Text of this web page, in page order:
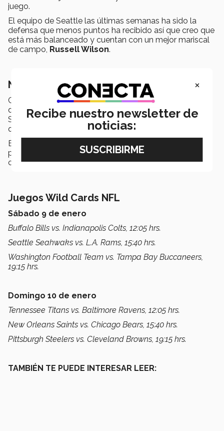
juego.
El equipo de Seattle las últimas semanas ha sido la
defensa que menos puntos ha recibido así que creo que
está más balanceado y cuentan con un mejor mariscal
de campo, Russell Wilson.
New Orleans Saints vs. Chicago Bears
Contar con uno de los mejores mariscales de campos
de la liga,Drew Brees, tiene mucha ventaja así que
Santos ganará este juego fácilmente contra un equipo
que no encuentra su mariscal franquicia.
Esperamos que disfruten estos partidos y volvemos la
próxima semana con los juegos que definen a los
campeones de división.
Juegos Wild Cards NFL
Sábado 9 de enero
Buffalo Bills vs. Indianapolis Colts, 12:05 hrs.
Seattle Seahwaks vs. L.A. Rams, 15:40 hrs.
Washington Football Team vs. Tampa Bay Buccaneers,
19:15 hrs.
Domingo 10 de enero
Tennessee Titans vs. Baltimore Ravens, 12:05 hrs.
New Orleans Saints vs. Chicago Bears, 15:40 hrs.
Pittsburgh Steelers vs. Cleveland Browns, 19:15 hrs.
TAMBIÉN TE PUEDE INTERESAR LEER:
×
Recibe nuestro newsletter de
noticias: